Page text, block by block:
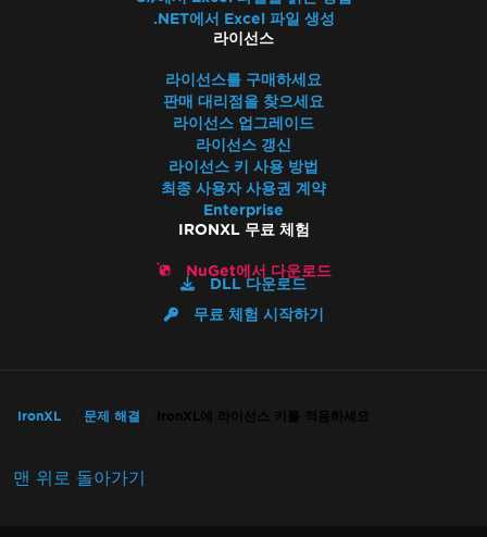
.NET에서 Excel 파일 생성
라이선스
라이선스를 구매하세요
판매 대리점을 찾으세요
라이선스 업그레이드
라이선스 갱신
라이선스 키 사용 방법
최종 사용자 사용권 계약
Enterprise
IRONXL 무료 체험
NuGet에서 다운로드
DLL 다운로드
무료 체험 시작하기
IronXL 문제 해결 IronXL에 라이선스 키를 적용하세요
맨 위로 돌아가기